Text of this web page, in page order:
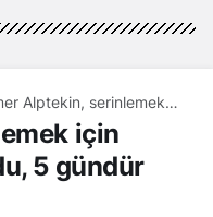
Alptekin, serinlemek
girdiği çayda kayboldu,
aranıyor
için
5 gündür